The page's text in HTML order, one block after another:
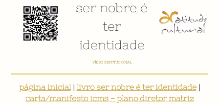
ser nobre é
ter
identidade
VÍDEO INSTITUCIONAL
página inicial| livro ser nobre é ter identidade|
carta/manifesto icms - plano diretor matriz